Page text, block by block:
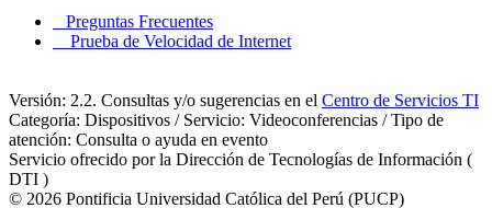
VI Congreso Mundial de Estilos de Aprendizaje |
Conferencia: El mentoring como estrategia de gestión
del talento dentro y fuera de las organizaciones
Conferencia: Estilos de Aprendizaje y atención a
niños talentosos
VI Congreso Mundial de Estilos de Aprendizaje |
Mesa Redonda: La tecnología y atención a la
Preguntas Frecuentes
Prueba de Velocidad de Internet
Versión: 2.2. Consultas y/o sugerencias en el Centro de Servicios TI
Categoría: Dispositivos / Servicio: Videoconferencias / Tipo de
atención: Consulta o ayuda en evento
Servicio ofrecido por la Dirección de Tecnologías de Información (
DTI )
© 2026 Pontificia Universidad Católica del Perú (PUCP)